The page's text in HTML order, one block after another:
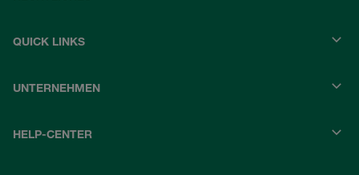
QUICK LINKS
UNTERNEHMEN
HELP-CENTER